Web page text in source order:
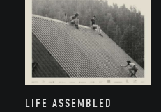
LIFE ASSEMBLED